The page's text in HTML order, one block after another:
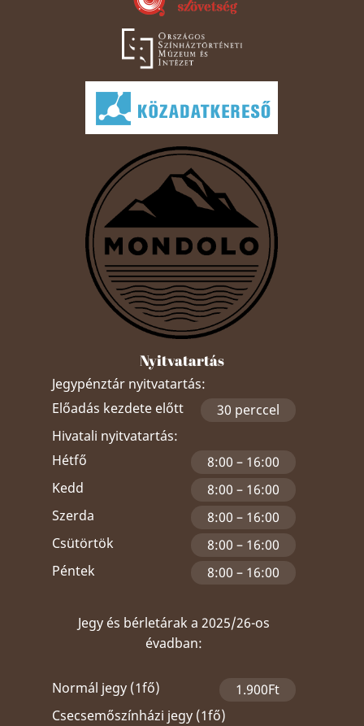
Nyitvatartás
Jegypénztár nyitvatartás:
Előadás kezdete előtt
30 perccel
Hivatali nyitvatartás:
Hétfő
8:00 – 16:00
Kedd
8:00 – 16:00
Szerda
8:00 – 16:00
Csütörtök
8:00 – 16:00
Péntek
8:00 – 16:00
Jegy és bérletárak a 2025/26-os
évadban:
Normál jegy (1fő)
1.900Ft
Csecsemőszínházi jegy (1fő)